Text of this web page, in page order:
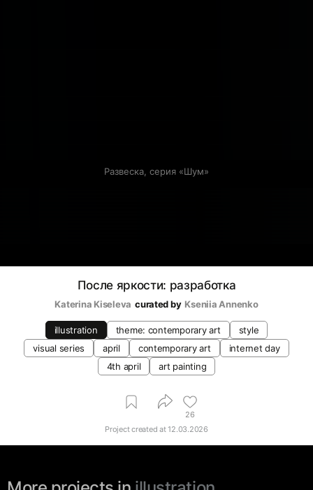
Развеска, серия «Шум»
После яркости: разработка
Katerina Kiseleva curated by Kseniia Аnnenko
illustration theme: contemporary art
style
visual series
april contemporary art
internet day
4th april
art painting
26
Project created at12.03.2026